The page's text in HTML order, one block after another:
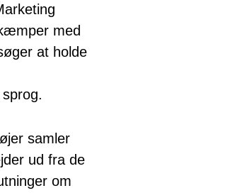
med
at holde
samler
ud fra de
om